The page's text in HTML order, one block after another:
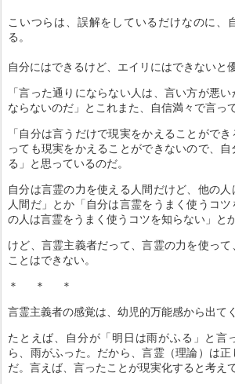
こいつらは、誤解をしているだけなのに、
る。
自分にはできるけど、エイリにはできないと
「言った通りにならない人は、言い方が悪
ならないのだ」とこれまた、自信満々で言っ
「自分は言うだけで現実をかえることがで
っても現実をかえることができないので、
る」と思っているのだ。
自分は言霊の力を使える人間だけど、他の
人間だ」とか「自分は言霊をうまく使うコ
の人は言霊をうまく使うコツを知らない」と
けど、言霊主義者だって、言霊の力を使っ
ことはできない。
＊ ＊ ＊
言霊主義者の感覚は、幼児的万能感から出て
たとえば、自分が「明日は雨がふる」と言
ら、雨がふった。だから、言霊（理論）は
だ。言えば、言ったことが現実化すると考え